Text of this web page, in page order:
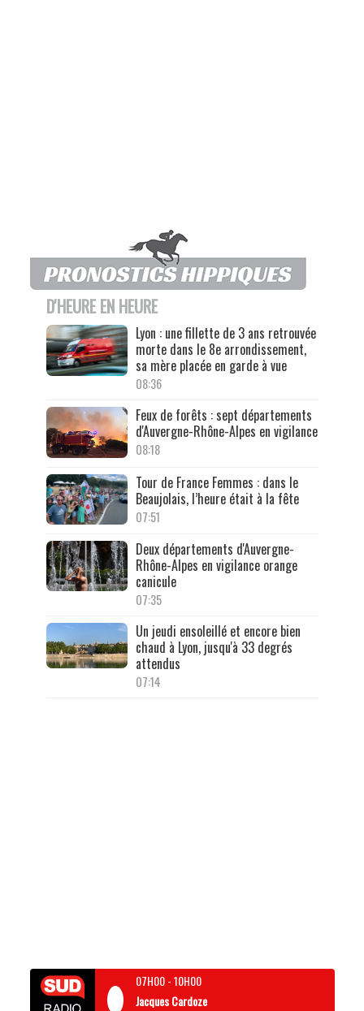
D'HEURE EN HEURE
Lyon : une fillette de 3 ans retrouvée
morte dans le 8e arrondissement,
sa mère placée en garde à vue
08:36
Feux de forêts : sept départements
d'Auvergne-Rhône-Alpes en vigilance
08:18
Tour de France Femmes : dans le
Beaujolais, l’heure était à la fête
07:51
Deux départements d'Auvergne-
Rhône-Alpes en vigilance orange
canicule
07:35
Un jeudi ensoleillé et encore bien
chaud à Lyon, jusqu'à 33 degrés
attendus
07:14
07H00-10H00
Jacques Cardoze